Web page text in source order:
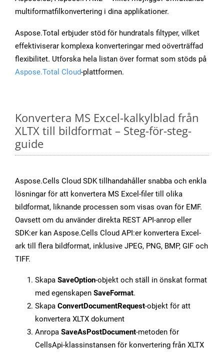
multiformatfilkonvertering i dina applikationer.
Aspose.Total erbjuder stöd för hundratals filtyper, vilket
effektiviserar komplexa konverteringar med oöverträffad
flexibilitet. Utforska hela listan över format som stöds på
Aspose.Total Cloud-plattformen.
Konvertera MS Excel-kalkylblad från
XLTX till bildformat – Steg-för-steg-
guide
Aspose.Cells Cloud SDK tillhandahåller snabba och enkla
lösningar för att konvertera MS Excel-filer till olika
bildformat, liknande processen som visas ovan för EMF.
Oavsett om du använder direkta REST API-anrop eller
SDK:er kan Aspose.Cells Cloud API:er konvertera Excel-
ark till flera bildformat, inklusive JPEG, PNG, BMP, GIF och
TIFF.
Skapa SaveOption-objekt och ställ in önskat format
med egenskapen SaveFormat.
Skapa ConvertDocumentRequest-objekt för att
konvertera XLTX dokument
Anropa SaveAsPostDocument-metoden för
CellsApi-klassinstansen för konvertering från XLTX